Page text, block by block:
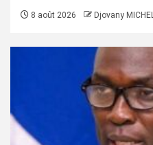
8 août 2026 Djovany MICHEL